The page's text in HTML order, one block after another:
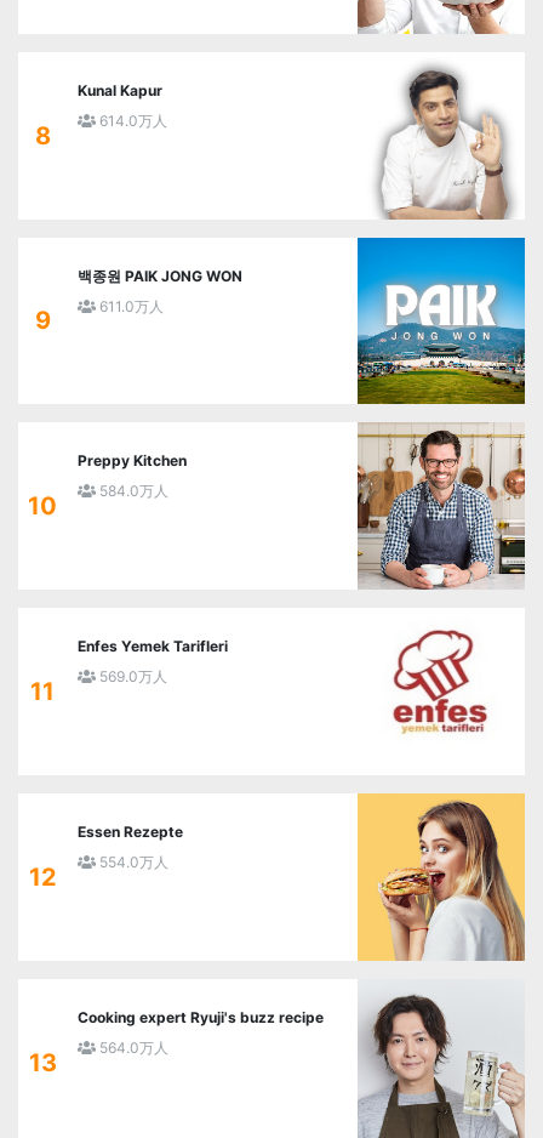
8
Kunal Kapur
614.0万人
9
백종원 PAIK JONG WON
611.0万人
10
Preppy Kitchen
584.0万人
11
Enfes Yemek Tarifleri
569.0万人
12
Essen Rezepte
554.0万人
13
Cooking expert Ryuji's buzz recipe
564.0万人